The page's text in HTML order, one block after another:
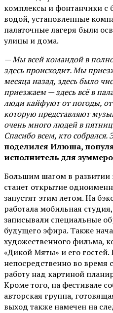
комплексы и фонтанчики с
водой, установленные
палаточные лагеря были
улицы и дома.
— Мы всей командой в
здесь происходит. Мы
месяца назад, здесь было
приезжаем — здесь всё в
люди кайфуют от погоды,
которую представляют
очень много людей в
Спасибо всем, кто
поделился Илюша,
исполнитель для
Большим шагом в
станет открытие
запустят этим летом. На
работала мобильная
записывали специальные
будущего эфира. Также
художественного фильма,
«Дикой Мяты» и его
непосредственно во время
работу над картиной
Кроме того, на фестивале
авторская группа,
выход также намечен на